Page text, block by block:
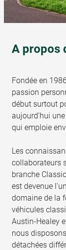
A propos
Fondée en
passion
début surtout
aujourd'hui
qui emploie
Les
collaborateurs
branche
est devenue
domaine de la
véhicules
Austin-Healey
nous
détachées